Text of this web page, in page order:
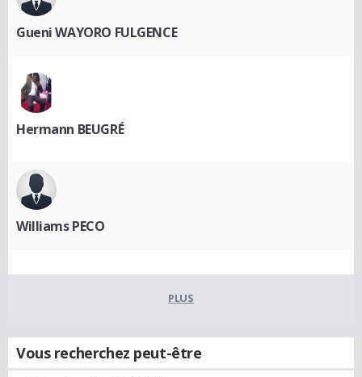
Gueni WAYORO FULGENCE
Hermann BEUGRÉ
Williams PECO
PLUS
Vous recherchez peut-être